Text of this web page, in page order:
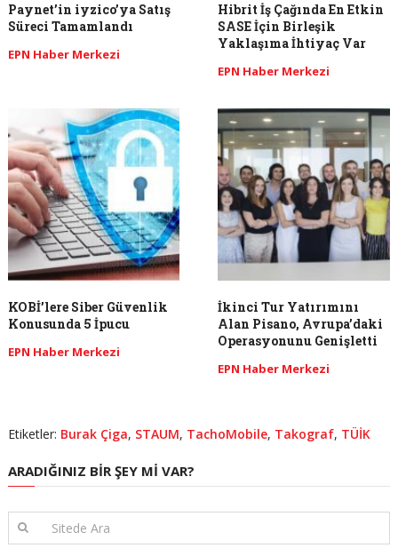
Paynet’in iyzico’ya Satış
Süreci Tamamlandı
EPN Haber Merkezi
Hibrit İş Çağında En Etkin
SASE İçin Birleşik
Yaklaşıma İhtiyaç Var
EPN Haber Merkezi
KOBİ’lere Siber Güvenlik
Konusunda 5 İpucu
EPN Haber Merkezi
İkinci Tur Yatırımını
Alan Pisano, Avrupa’daki
Operasyonunu Genişletti
EPN Haber Merkezi
Etiketler: Burak Çiga, STAUM, TachoMobile, Takograf, TÜİK
ARADIĞINIZ BIR ŞEY MI VAR?